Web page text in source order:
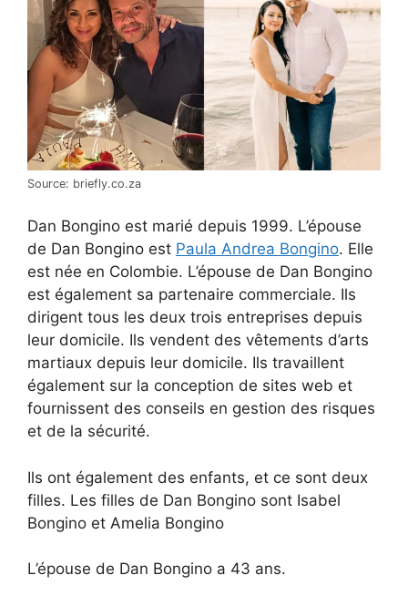
Source: briefly.co.za
Dan Bongino est marié depuis 1999. L’épouse
de Dan Bongino est Paula Andrea Bongino. Elle
est née en Colombie. L’épouse de Dan Bongino
est également sa partenaire commerciale. Ils
dirigent tous les deux trois entreprises depuis
leur domicile. Ils vendent des vêtements d’arts
martiaux depuis leur domicile. Ils travaillent
également sur la conception de sites web et
fournissent des conseils en gestion des risques
et de la sécurité.
Ils ont également des enfants, et ce sont deux
filles. Les filles de Dan Bongino sont Isabel
Bongino et Amelia Bongino
L’épouse de Dan Bongino a 43 ans.